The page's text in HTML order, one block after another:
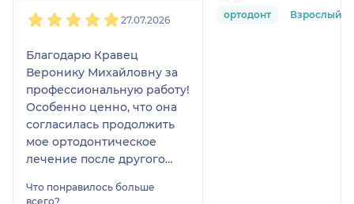
27.07.2026
Благодарю Кравец
Веронику Михайловну за
профессиональную работу!
Особенно ценно, что она
согласилась продолжить
мое ортодонтическое
лечение после другого
результат до идеала. Все
Что понравилось больше
всего?
ортодонт Взрослый